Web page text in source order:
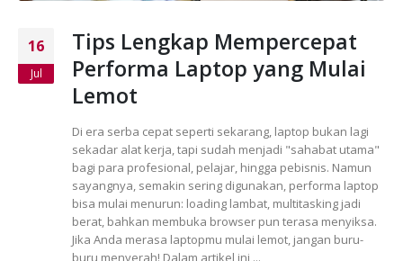
16
Jul
Tips Lengkap Mempercepat
Performa Laptop yang Mulai
Lemot
Di era serba cepat seperti sekarang, laptop bukan lagi
sekadar alat kerja, tapi sudah menjadi "sahabat utama"
bagi para profesional, pelajar, hingga pebisnis. Namun
sayangnya, semakin sering digunakan, performa laptop
bisa mulai menurun: loading lambat, multitasking jadi
berat, bahkan membuka browser pun terasa menyiksa.
Jika Anda merasa laptopmu mulai lemot, jangan buru-
buru menyerah! Dalam artikel ini,...